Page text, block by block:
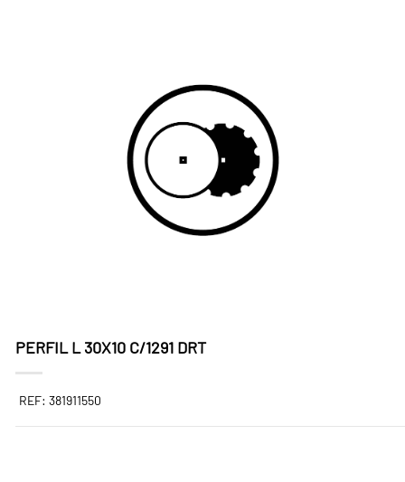
PERFIL L 30X10 C/1291 DRT
REF: 381911550